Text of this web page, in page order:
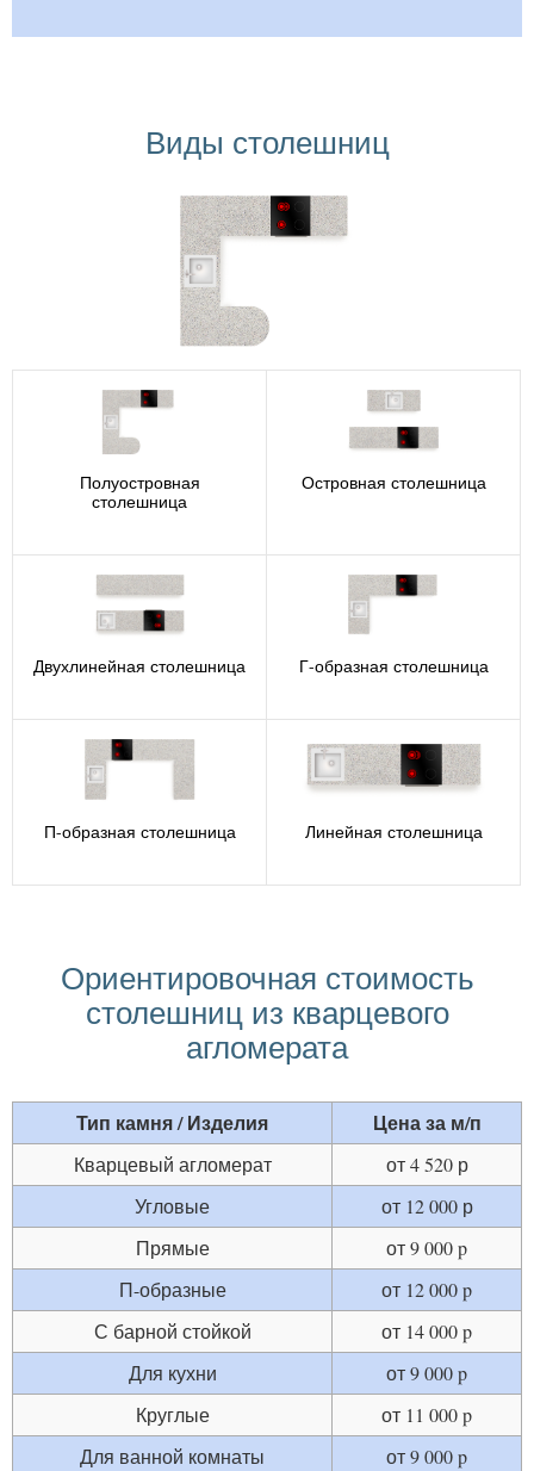
Виды столешниц
Полуостровная
столешница
Островная столешница
Двухлинейная столешница Г-образная столешница
П-образная столешница Линейная столешница
Ориентировочная стоимость
столешниц из кварцевого
агломерата
Тип камня / Изделия Цена за м/п
Кварцевый агломерат
от 4 520 р
Угловые
от 12 000 р
Прямые
от 9 000 p
П-образные
от 12 000 p
С барной стойкой
от 14 000 p
Для кухни
от 9 000 p
Круглые
от 11 000 p
Для ванной комнаты
от 9 000 p